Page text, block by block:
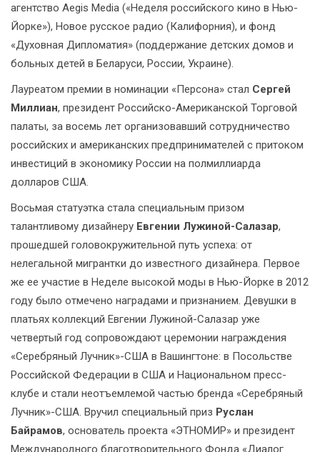
агентство Aegis Media («Неделя российского кино в Нью-
Йорке»), Новое русское радио (Калифорния), и фонд
«Духовная Дипломатия» (поддержание детских домов и
больных детей в Беларуси, России, Украине).
Лауреатом премии в номинации «Персона» стал Сергей
Миллиан, президент Российско-Американской Торговой
палаты, за восемь лет организовавший сотрудничество
российских и американских предпринимателей с притоком
инвестиций в экономику России на полмиллиарда
долларов США.
Восьмая статуэтка стала специальным призом
талантливому дизайнеру Евгении Лужиной-Салазар,
прошедшей головокружительной путь успеха: от
нелегальной мигрантки до известного дизайнера. Первое
же ее участие в Неделе высокой моды в Нью-Йорке в 2012
году было отмечено наградами и признанием. Девушки в
платьях коллекций Евгении Лужиной-Салазар уже
четвертый год сопровождают церемонии награждения
«Серебряный Лучник»-США в Вашингтоне: в Посольстве
Российской Федерации в США и Национальном пресс-
клубе и стали неотъемлемой частью бренда «Серебряный
Лучник»-США. Вручил специальный приз Руслан
Байрамов, основатель проекта «ЭТНОМИР» и президент
Международного благотворительного Фонда «Диалог